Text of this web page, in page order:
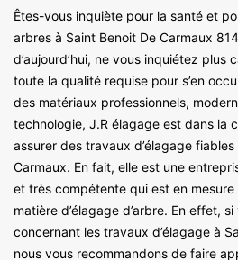
Êtes-vous inquiète pour la santé et
arbres à Saint Benoit De Carmaux
d’aujourd’hui, ne vous inquiétez plus
toute la qualité requise pour s’en
des matériaux professionnels,
technologie, J.R élagage est dans la
assurer des travaux d’élagage
Carmaux. En fait, elle est une
et très compétente qui est en
matière d’élagage d’arbre. En effet,
concernant les travaux d’élagage à
nous vous recommandons de faire